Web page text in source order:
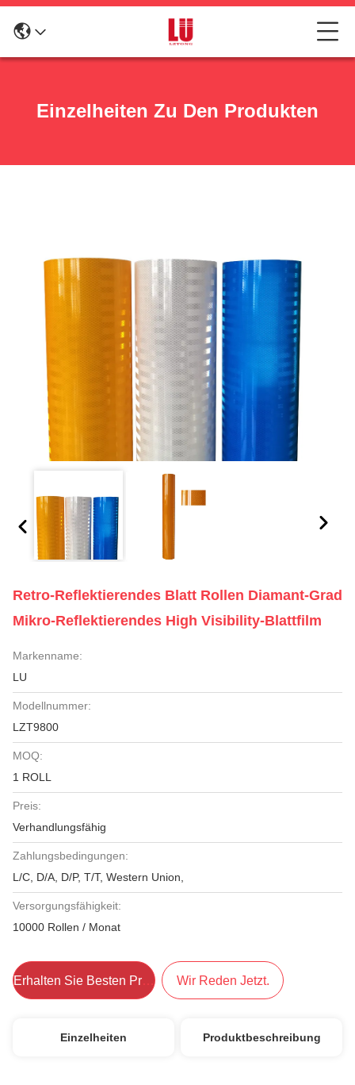
Einzelheiten Zu Den Produkten
Retro-Reflektierendes Blatt Rollen Diamant-Grad
Mikro-Reflektierendes High Visibility-Blattfilm
Markenname:
LU
Modellnummer:
LZT9800
MOQ:
1 ROLL
Preis:
Verhandlungsfähig
Zahlungsbedingungen:
L/C, D/A, D/P, T/T, Western Union,
Versorgungsfähigkeit:
10000 Rollen / Monat
Erhalten Sie Besten Preis Wir Reden Jetzt.
Einzelheiten Produktbeschreibung